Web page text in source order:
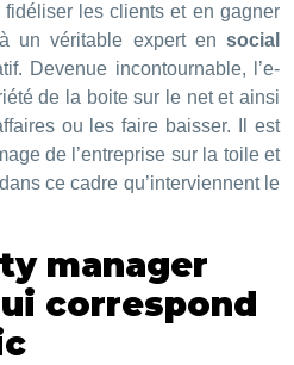
les clients et en gagner
un véritable expert en social
Devenue incontournable, l’e-
de la boite sur le net et ainsi
ou les faire baisser. Il est
de l’entreprise sur la toile et
ce cadre qu’interviennent le
manager
correspond